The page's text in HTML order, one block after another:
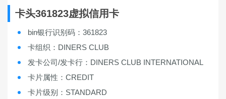
卡头361823虚拟信用卡
bin银行识别码：361823
卡组织：DINERS CLUB
发卡公司/发卡行：DINERS CLUB INTERNATIONAL
卡片属性：CREDIT
卡片级别：STANDARD